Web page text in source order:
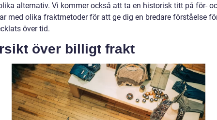
alternativ. Vi kommer också att ta en historisk titt på för-
med olika fraktmetoder för att ge dig en bredare förståelse
över tid.
över billigt frakt